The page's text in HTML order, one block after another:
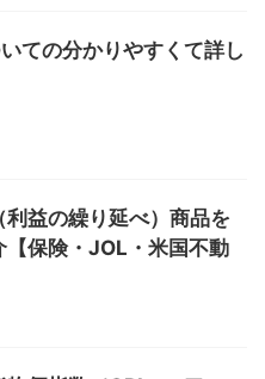
ての分かりやすくて詳し
利益の繰り延べ）商品を
【保険・JOL・米国不動